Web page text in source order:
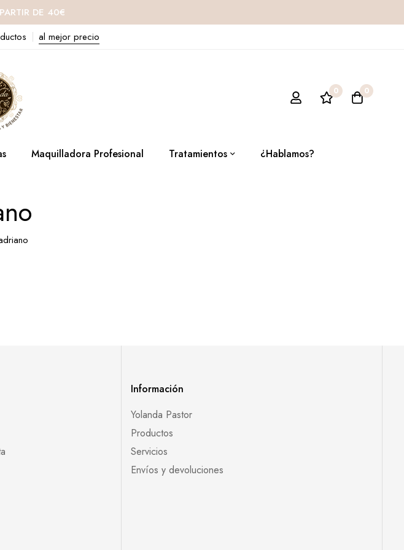
DE 40€
al mejor precio
0 0
Maquilladora Profesional Tratamientos ¿Hablamos?
Información
Yolanda Pastor
Productos
Servicios
Envíos y devoluciones